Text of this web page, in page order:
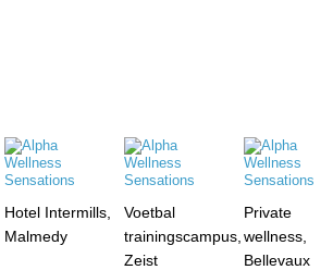
Hotel Intermills,
Malmedy
Voetbal
trainingscampus,
Zeist
Private
wellness,
Bellevaux